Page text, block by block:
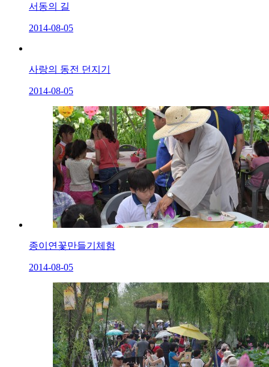
서동의 길
2014-08-05
사랑의 동전 던지기
2014-08-05
종이연꽃만들기체험
2014-08-05